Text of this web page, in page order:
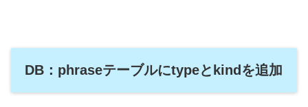
DB：phraseテーブルにtypeとkindを追加